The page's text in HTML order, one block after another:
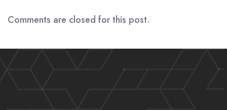
Comments are closed for this post.